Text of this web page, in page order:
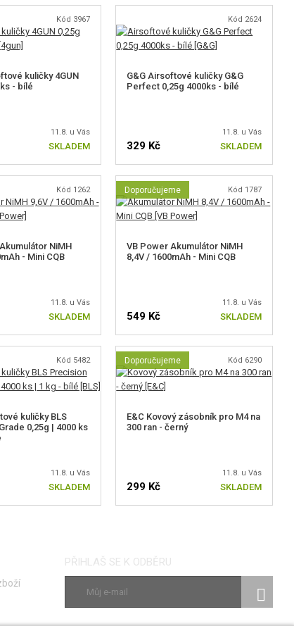
Kód 3967
kuličky 4GUN
- bílé
11.8. u Vás
SKLADEM
Kód 2624
G&G Airsoftové kuličky G&G
Perfect 0,25g 4000ks - bílé
11.8. u Vás
329 Kč SKLADEM
Kód 1262
NiMH
- Mini CQB
11.8. u Vás
SKLADEM
Doporučujeme Kód 1787
VB Power Akumulátor NiMH
8,4V / 1600mAh - Mini CQB
11.8. u Vás
549 Kč SKLADEM
Kód 5482
kuličky BLS
0,25g | 4000 ks
11.8. u Vás
SKLADEM
Doporučujeme Kód 6290
E&C Kovový zásobník pro M4 na
300 ran - černý
11.8. u Vás
299 Kč SKLADEM
PŘIHLAŠ SE K ODBĚRU